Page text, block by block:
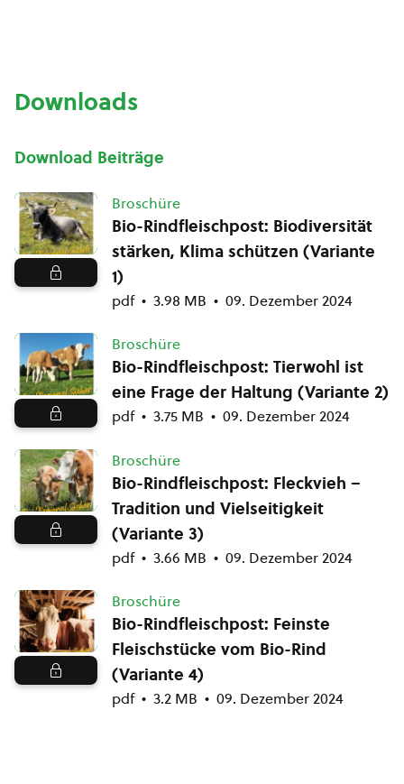
Downloads
Download Beiträge
Broschüre
Bio-Rindfleischpost: Biodiversität
stärken, Klima schützen (Variante
1)
pdf 3.98 MB 09. Dezember 2024
Broschüre
Bio-Rindfleischpost: Tierwohl ist
eine Frage der Haltung (Variante 2)
pdf 3.75 MB 09. Dezember 2024
Broschüre
Bio-Rindfleischpost: Fleckvieh –
Tradition und Vielseitigkeit
(Variante 3)
pdf 3.66 MB 09. Dezember 2024
Broschüre
Bio-Rindfleischpost: Feinste
Fleischstücke vom Bio-Rind
(Variante 4)
pdf 3.2 MB 09. Dezember 2024